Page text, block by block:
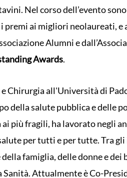
Nel corso dell’evento
i premi ai migliori neolaureati, e
Alumni e
Awards.
Chirurgia all'Università di
della salute pubblica e delle
più fragili, ha lavorato negli
per tutti e per tutte. Tra
famiglia, delle donne e dei
Attualmente è Co-